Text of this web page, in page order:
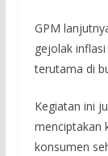
GPM
gejolak
terutama di
Kegiatan ini
menciptakan
konsumen